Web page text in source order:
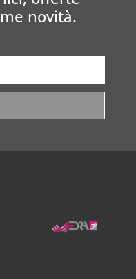
novità.